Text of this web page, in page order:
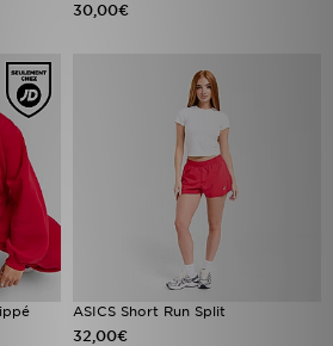
30,00€
ASICS Short Run Split
32,00€